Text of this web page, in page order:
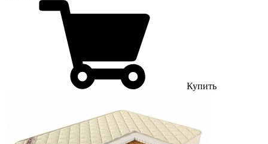
Купить